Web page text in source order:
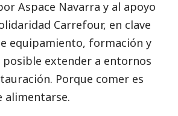
Aspace Navarra y al apoyo
Carrefour, en clave
equipamiento, formación y
posible extender a entornos
Porque comer es
alimentarse.